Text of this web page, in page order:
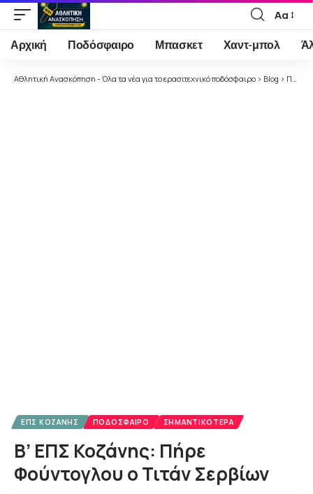
Font
Resizer
Αα
Αρχική Ποδόσφαιρο Μπασκετ Χαντ-μπολ
Αθλητική Ανασκόπηση - Όλα τα νέα για το ερασιτεχνικό ποδόσφαιρο > Blog > Ποδόσφαιρο
ΕΠΣ ΚΟΖΆΝΗΣ ΠΟΔΌΣΦΑΙΡΟ ΣΗΜΑΝΤΙΚΌΤΕΡΑ
Β’ ΕΠΣ Κοζάνης: Πήρε
Φούντογλου ο Τιτάν Σερβίων